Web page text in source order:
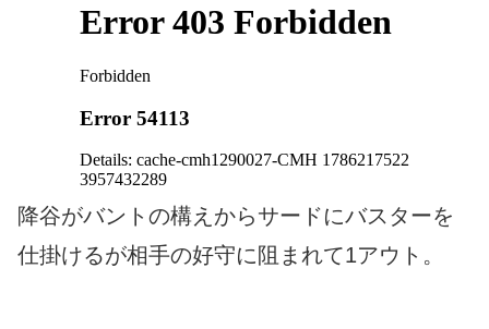
降谷がバントの構えからサードにバスターを
仕掛けるが相手の好守に阻まれて1アウト。